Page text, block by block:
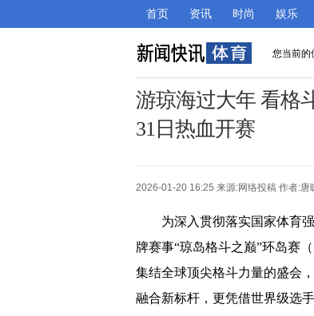
首页 资讯 时尚 娱乐
您当前的
游琼海过大年 看格
31日热血开赛
2026-01-20 16:25 来源:网络投稿 作者:唐
为深入贯彻落实国家体育
牌赛事“琼岛格斗之巅”环岛赛
集结全球顶尖格斗力量的盛会
融合新标杆，更凭借世界级选